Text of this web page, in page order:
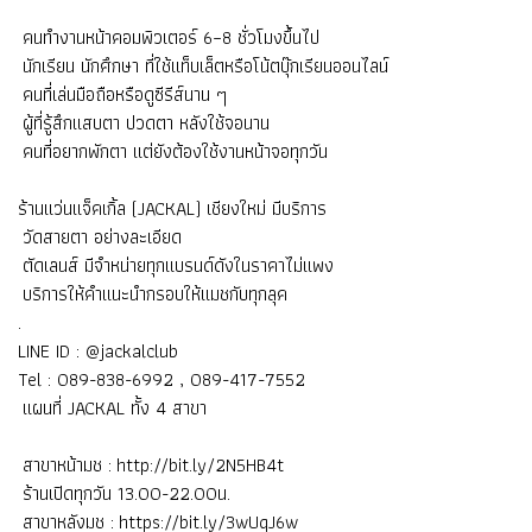
คนทำงานหน้าคอมพิวเตอร์ 6–8 ชั่วโมงขึ้นไป
นักเรียน นักศึกษา ที่ใช้แท็บเล็ตหรือโน้ตบุ๊กเรียนออนไลน์
คนที่เล่นมือถือหรือดูซีรีส์นาน ๆ
ผู้ที่รู้สึกแสบตา ปวดตา หลังใช้จอนาน
คนที่อยากพักตา แต่ยังต้องใช้งานหน้าจอทุกวัน
ร้านแว่นแจ็คเกิ้ล (JACKAL) เชียงใหม่ มีบริการ
วัดสายตา อย่างละเอียด
ตัดเลนส์ มีจำหน่ายทุกแบรนด์ดังในราคาไม่แพง
บริการให้คำแนะนำกรอบให้แมชกับทุกลุค
.
LINE ID : @jackalclub
Tel : 089-838-6992 , 089-417-7552
แผนที่ JACKAL ทั้ง 4 สาขา
สาขาหน้ามช : http://bit.ly/2N5HB4t
ร้านเปิดทุกวัน 13.00-22.00น.
สาขาหลังมช : https://bit.ly/3wUqJ6w